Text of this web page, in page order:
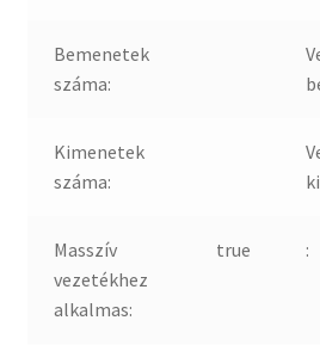
Bemenetek
száma:
Kimenetek
száma:
Masszív
vezetékhez
alkalmas:
true :